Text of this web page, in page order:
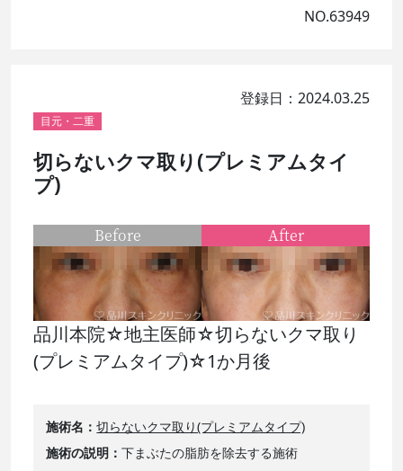
NO.63949
登録日：2024.03.25
目元・二重
切らないクマ取り(プレミアムタイ
プ)
品川本院☆地主医師☆切らないクマ取り
(プレミアムタイプ)☆1か月後
施術名
切らないクマ取り(プレミアムタイプ)
施術の説明
下まぶたの脂肪を除去する施術
Before After